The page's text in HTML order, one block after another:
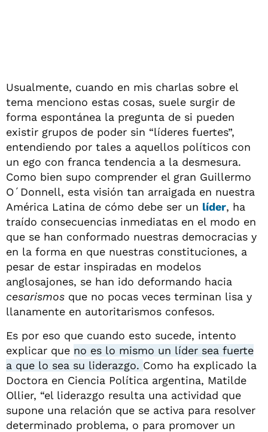
Usualmente, cuando en mis charlas sobre el
tema menciono estas cosas, suele surgir de
forma espontánea la pregunta de si pueden
existir grupos de poder sin “líderes fuertes”,
entendiendo por tales a aquellos políticos con
un ego con franca tendencia a la desmesura.
Como bien supo comprender el gran Guillermo
O´Donnell, esta visión tan arraigada en nuestra
América Latina de cómo debe ser un líder, ha
traído consecuencias inmediatas en el modo en
que se han conformado nuestras democracias y
en la forma en que nuestras constituciones, a
pesar de estar inspiradas en modelos
anglosajones, se han ido deformando hacia
cesarismos que no pocas veces terminan lisa y
llanamente en autoritarismos confesos.
Es por eso que cuando esto sucede, intento
explicar que no es lo mismo un líder sea fuerte
a que lo sea su liderazgo. Como ha explicado la
Doctora en Ciencia Política argentina, Matilde
Ollier, “el liderazgo resulta una actividad que
supone una relación que se activa para resolver
determinado problema, o para promover un